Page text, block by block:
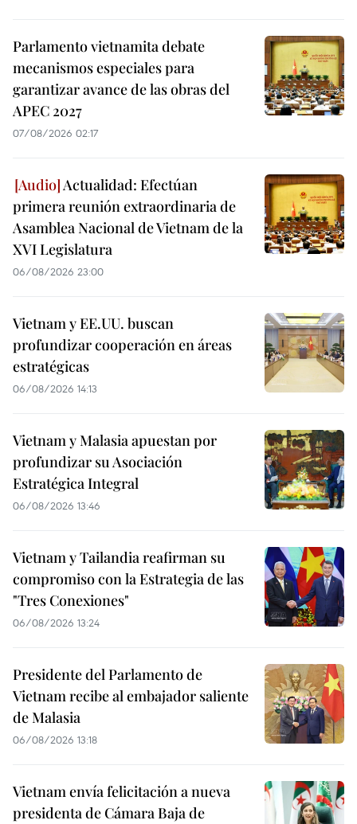
Parlamento vietnamita debate
mecanismos especiales para
garantizar avance de las obras del
APEC 2027
07/08/2026 02:17
Actualidad: Efectúan
primera reunión extraordinaria de
Asamblea Nacional de Vietnam de la
XVI Legislatura
06/08/2026 23:00
Vietnam y EE.UU. buscan
profundizar cooperación en áreas
estratégicas
06/08/2026 14:13
Vietnam y Malasia apuestan por
profundizar su Asociación
Estratégica Integral
06/08/2026 13:46
Vietnam y Tailandia reafirman su
compromiso con la Estrategia de las
"Tres Conexiones"
06/08/2026 13:24
Presidente del Parlamento de
Vietnam recibe al embajador saliente
de Malasia
06/08/2026 13:18
Vietnam envía felicitación a nueva
presidenta de Cámara Baja de